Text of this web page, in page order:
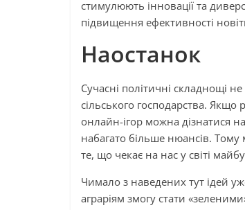
стимулюють інновації та
підвищення ефективності
Наостанок
Сучасні політичні складнощі
сільського господарства. Якщо
онлайн-ігор можна дізнатися
набагато більше нюансів.
те, що чекає на нас у світі
Чимало з наведених тут ідей
аграріям змогу стати